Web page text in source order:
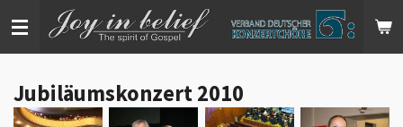
Zum
Hauptinhalt
springen
Jubiläumskonzert 2010